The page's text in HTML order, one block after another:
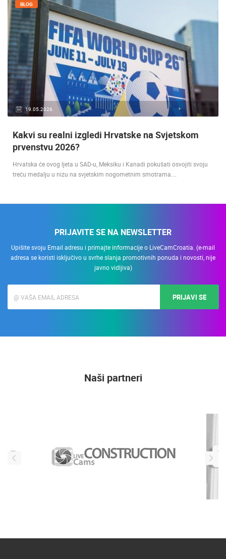
19.05.2026.
BLOG
Kakvi su realni izgledi Hrvatske na Svjetskom
prvenstvu 2026?
Hrvatska će ovog ljeta u SAD-u, Meksiku i Kanadi pokušati osvojiti svoju
treću medalju u nizu na svjetskim nogometnim smotrama.…
PRIJAVITE SE NA NEWSLETTER
Upišite svoju Email adresu i primajte informacije o LiveCamCroatia. (e-mail
adresa se koristi isključivo u svrhe slanja promotivnih ponuda i novosti, nije
javno vidljiva)
PRIJAVI SE
Naši partneri